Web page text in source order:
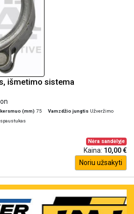
išmetimo sistema
(mm) 75 Vamzdžio jungtis Užveržimo
Nėra sandėlyje
Kaina: 10,00 €
Noriu užsakyti